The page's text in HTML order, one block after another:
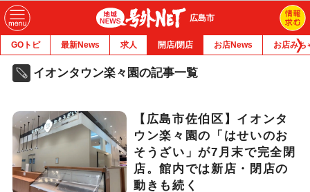
広島市
GOトピ 最新News 求人 開店/閉店 お店News お店みち
イオンタウン楽々園の記事一覧
【広島市佐伯区】イオンタ
ウン楽々園の「はせいのお
そうざい」が7月末で完全閉
店。館内では新店・閉店の
動きも続く